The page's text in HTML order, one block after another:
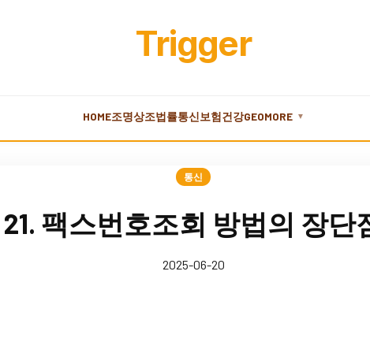
Trigger
HOME조명상조법률통신보험건강GEOMORE ▼
통신
21. 팩스번호조회 방법의 장단
2025-06-20